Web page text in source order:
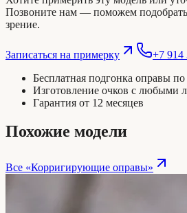
Позвоните нам — поможем
зрение.
Записаться на примерку
+7 914
Бесплатная подгонка оправы
Изготовление очков с любыми
Гарантия от 12 месяцев
Похожие модели
Все «Корригирующие оправы»